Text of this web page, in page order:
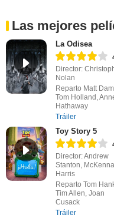
Las mejores
La Odisea
Director:
Nolan
Reparto Matt
Tom Holland,
Hathaway
Tráiler
Toy Story 5
Director: Andrew
Stanton, McKenna
Harris
Reparto Tom
Tim Allen, Joan
Cusack
Tráiler